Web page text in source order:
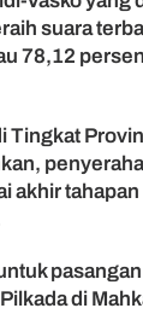
suara
78,12
Tingkat
akhir
di